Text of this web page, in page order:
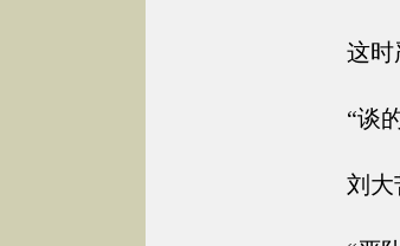
这时
“谈
刘大